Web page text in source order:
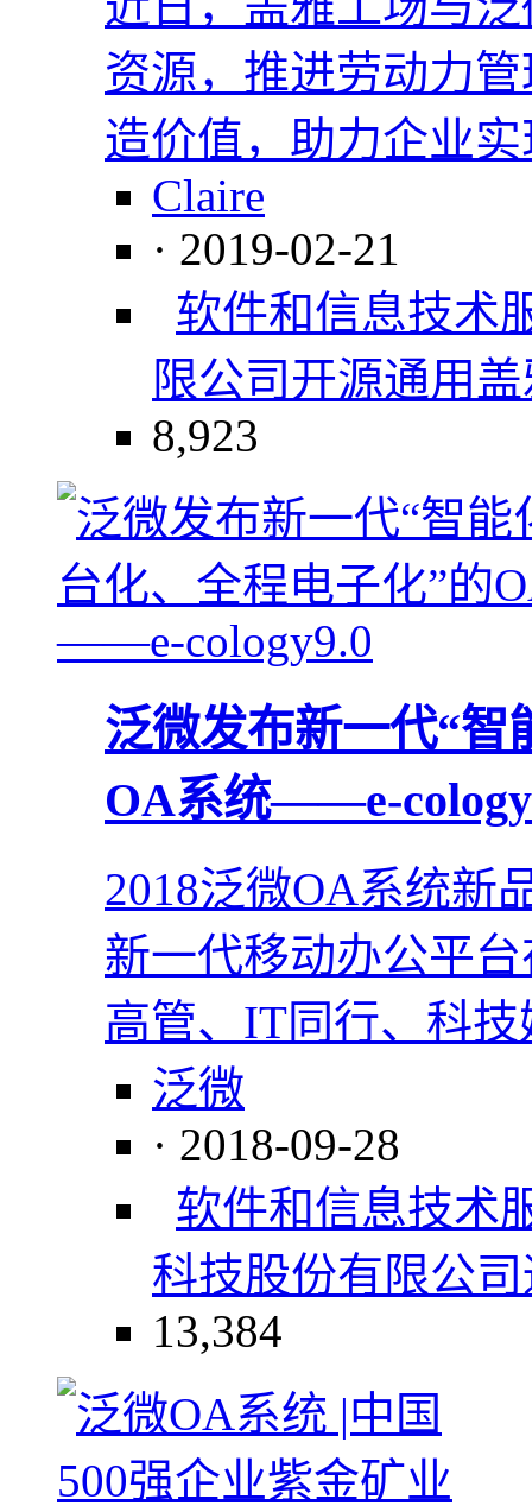
资源，推进劳动力
造价值，助力企业
Claire
· 2019-02-21
软件和信息技术
限公司 开源通用
8,923
泛微发布新一代“智
OA系统——e-
2018泛微OA系统新
新一代移动办公平
高管、IT同行、科
泛微
· 2018-09-28
软件和信息技术
科技股份有限公司
13,384